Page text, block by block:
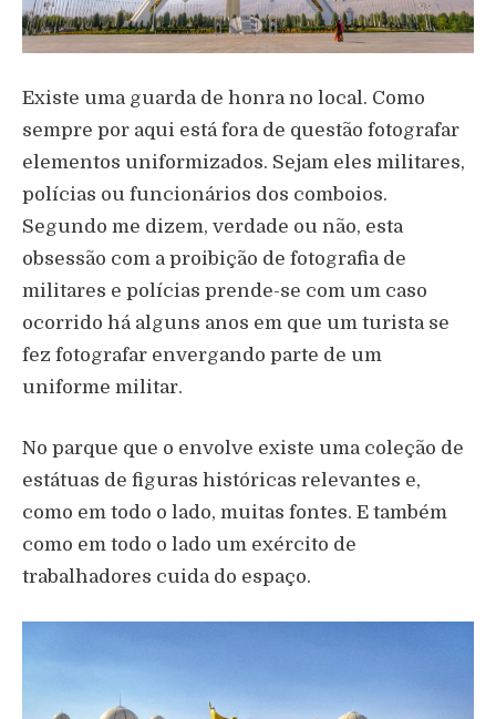
Existe uma guarda de honra no local. Como
sempre por aqui está fora de questão fotografar
elementos uniformizados. Sejam eles militares,
polícias ou funcionários dos comboios.
Segundo me dizem, verdade ou não, esta
obsessão com a proibição de fotografia de
militares e polícias prende-se com um caso
ocorrido há alguns anos em que um turista se
fez fotografar envergando parte de um
uniforme militar.
No parque que o envolve existe uma coleção de
estátuas de figuras históricas relevantes e,
como em todo o lado, muitas fontes. E também
como em todo o lado um exército de
trabalhadores cuida do espaço.